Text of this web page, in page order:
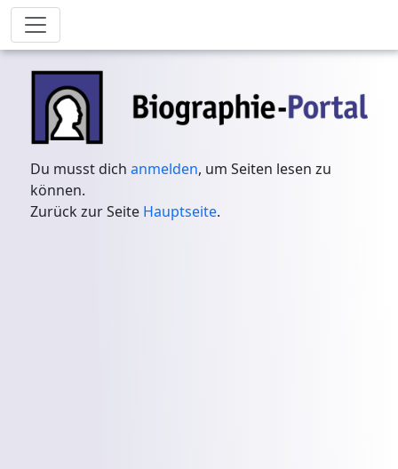
Du musst dichanmelden, um Seiten lesen zu
können.
Zurück zur Seite Hauptseite.